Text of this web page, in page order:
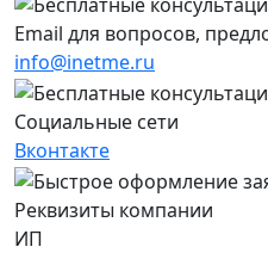
Email для вопросов,
info@inetme.ru
Социальные сети
Вконтакте
Реквизиты компании
ИП